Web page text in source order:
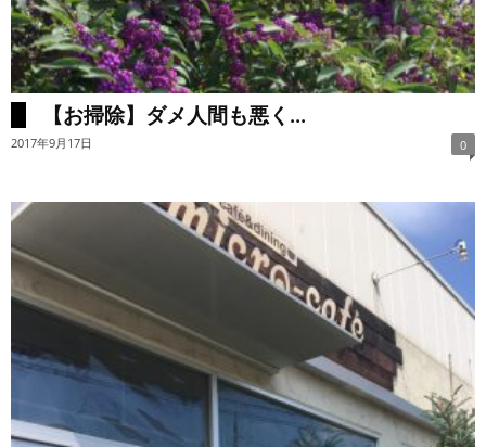
【お掃除】ダメ人間も悪く...
2017年9月17日 0